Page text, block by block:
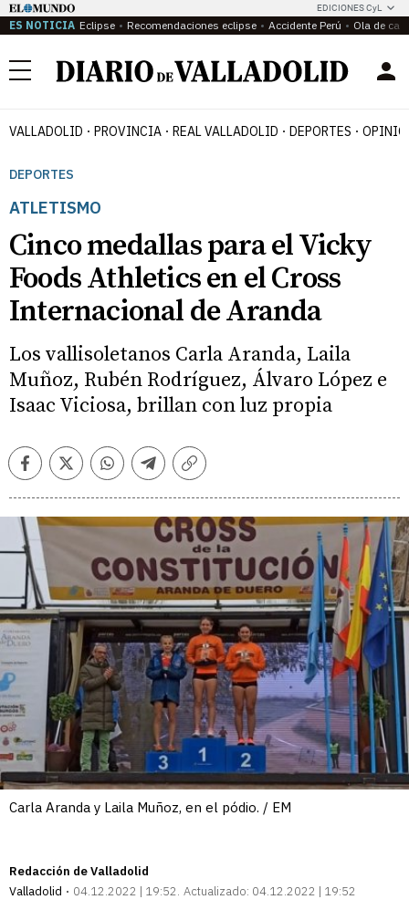
EDICIONES CyL
ES NOTICIA Eclipse Recomendaciones eclipse Accidente Perú Ola de
Menú
VALLADOLID PROVINCIA REAL VALLADOLID DEPORTES
DEPORTES
ATLETISMO
Cinco medallas para el Vicky
Foods Athletics en el Cross
Internacional de Aranda
Los vallisoletanos Carla Aranda, Laila
Muñoz, Rubén Rodríguez, Álvaro López e
Isaac Viciosa, brillan con luz propia
FacebookTwitterWhatsappTelegramCopiar
Carla Aranda y Laila Muñoz, en el pódio. / EM
Redacción de Valladolid
Valladolid
04.12.2022 | 19:52 Actualizado: 04.12.2022 | 19:52